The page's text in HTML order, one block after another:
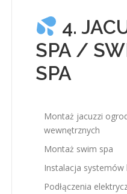
4.
SPA /
SPA
Montaż jacuzzi
wewnętrznych
Montaż swim spa
Instalacja systemów
Podłączenia